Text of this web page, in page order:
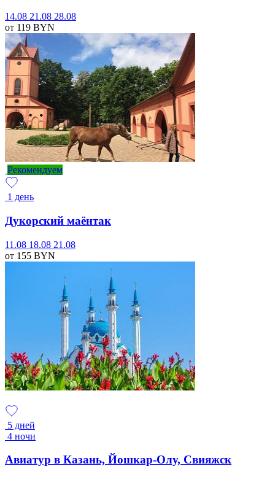
14.08 21.08 28.08
от 119 BYN
Рекомендуем
1 день
Дукорский маёнтак
11.08 18.08 21.08
от 155 BYN
5 дней
4 ночи
Авиатур в Казань, Йошкар-Олу, Свияжск